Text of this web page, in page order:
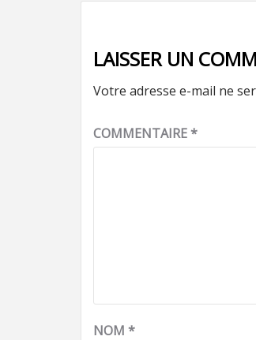
LAISSER UN
Votre adresse e-mail ne
COMMENTAIRE*
NOM *